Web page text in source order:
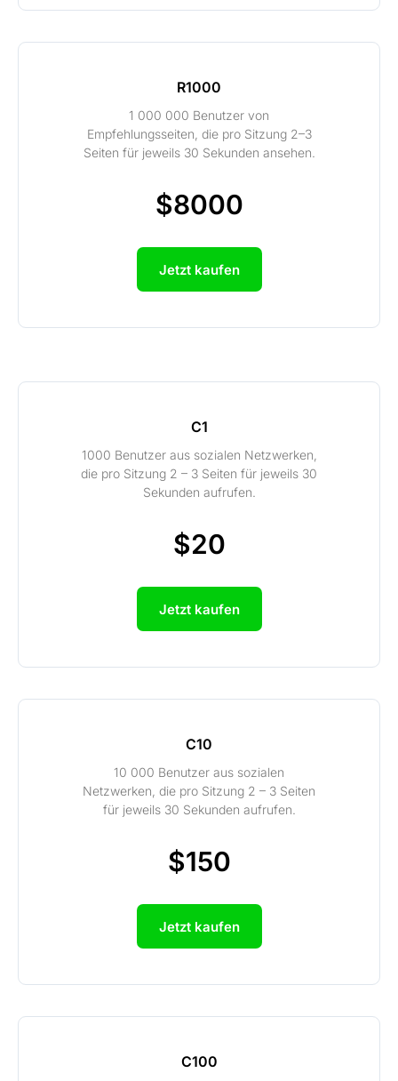
R1000
1 000 000 Benutzer von
Empfehlungsseiten, die pro Sitzung 2–3
Seiten für jeweils 30 Sekunden ansehen.
$8000
Jetzt kaufen
C1
1000 Benutzer aus sozialen Netzwerken,
die pro Sitzung 2 – 3 Seiten für jeweils 30
Sekunden aufrufen.
$20
Jetzt kaufen
C10
10 000 Benutzer aus sozialen
Netzwerken, die pro Sitzung 2 – 3 Seiten
für jeweils 30 Sekunden aufrufen.
$150
Jetzt kaufen
C100